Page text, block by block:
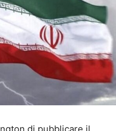
di pubblicare il